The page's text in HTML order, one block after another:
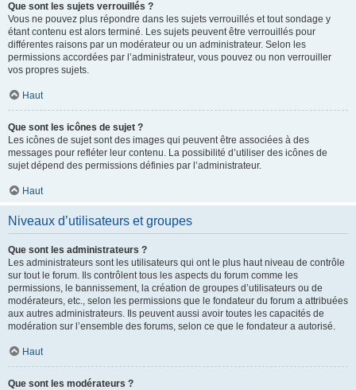
Que sont les sujets verrouillés ?
Vous ne pouvez plus répondre dans les sujets verrouillés et tout sondage y
étant contenu est alors terminé. Les sujets peuvent être verrouillés pour
différentes raisons par un modérateur ou un administrateur. Selon les
permissions accordées par l’administrateur, vous pouvez ou non verrouiller
vos propres sujets.
Haut
Que sont les icônes de sujet ?
Les icônes de sujet sont des images qui peuvent être associées à des
messages pour refléter leur contenu. La possibilité d’utiliser des icônes de
sujet dépend des permissions définies par l’administrateur.
Haut
Niveaux d’utilisateurs et groupes
Que sont les administrateurs ?
Les administrateurs sont les utilisateurs qui ont le plus haut niveau de contrôle
sur tout le forum. Ils contrôlent tous les aspects du forum comme les
permissions, le bannissement, la création de groupes d’utilisateurs ou de
modérateurs, etc., selon les permissions que le fondateur du forum a attribuées
aux autres administrateurs. Ils peuvent aussi avoir toutes les capacités de
modération sur l’ensemble des forums, selon ce que le fondateur a autorisé.
Haut
Que sont les modérateurs ?